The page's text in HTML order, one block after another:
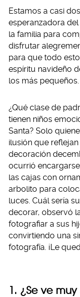
Estamos a casi
esperanzadora
la familia para
disfrutar
para que todo
espíritu navideño
los más pequeños.
¿Qué clase de
tienen niños
Santa? Solo
ilusión que
decoración
ocurrió
las cajas con
arbolito para
luces. Cuál sería
decorar, observó
fotografiar a sus
convirtiendo una
fotografía. ¡Le
1. ¿Se ve